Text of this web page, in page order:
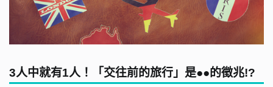
3人中就有1人！「交往前的旅行」是●●的徵兆!?